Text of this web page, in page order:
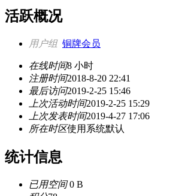
活跃概况
用户组 铜牌会员
在线时间8 小时
注册时间2018-8-20 22:41
最后访问2019-2-25 15:46
上次活动时间2019-2-25 15:29
上次发表时间2019-4-27 17:06
所在时区使用系统默认
统计信息
已用空间0 B